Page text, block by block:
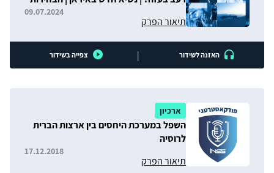
תיאור הפרק
09.07.2024
האזנה לשידור | צפייה בשידור
ארכיון
השפל במערכת היחסים בין ארצות הברית
לרוסיה
תיאור הפרק
17.12.2018